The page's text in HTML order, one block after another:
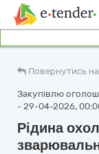
Повернутись
Закупівлю
- 29-04-2026,
Рідина